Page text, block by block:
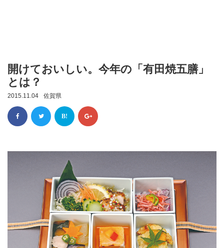
開けておいしい。今年の「有田焼五膳」
とは？
2015.11.04 佐賀県